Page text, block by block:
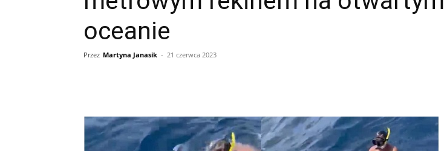
oceanie
Przez Martyna Janasik - 21 czerwca 2023